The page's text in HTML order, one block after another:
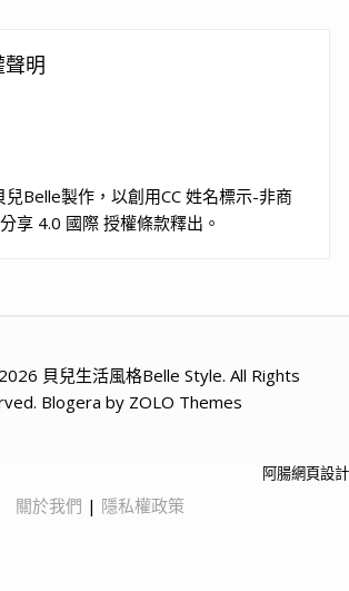
聲明
兒Belle製作，以創用CC 姓名標示-非商
享 4.0 國際 授權條款釋出。
貝兒生活風格Belle Style. All Rights
Blogera by ZOLO Themes
阿腸網頁設計
關於我們 | 隱私權政策